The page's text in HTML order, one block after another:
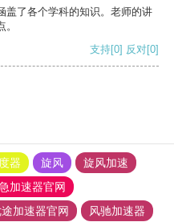
盖了各个学科的知识。老师的讲
支持[0] 反对[0]
器 旋风
旋风加速
加速器官网
加速器官网 风驰加速器